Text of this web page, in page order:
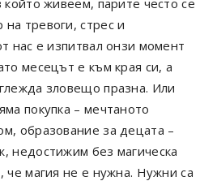
тревоги, стрес и
нас е изпитвал онзи момент
месецът е към края си, а
зловещо празна. Или
покупка – мечтаното
образование за децата –
недостижим без магическа
че магия не е нужна. Нужни са